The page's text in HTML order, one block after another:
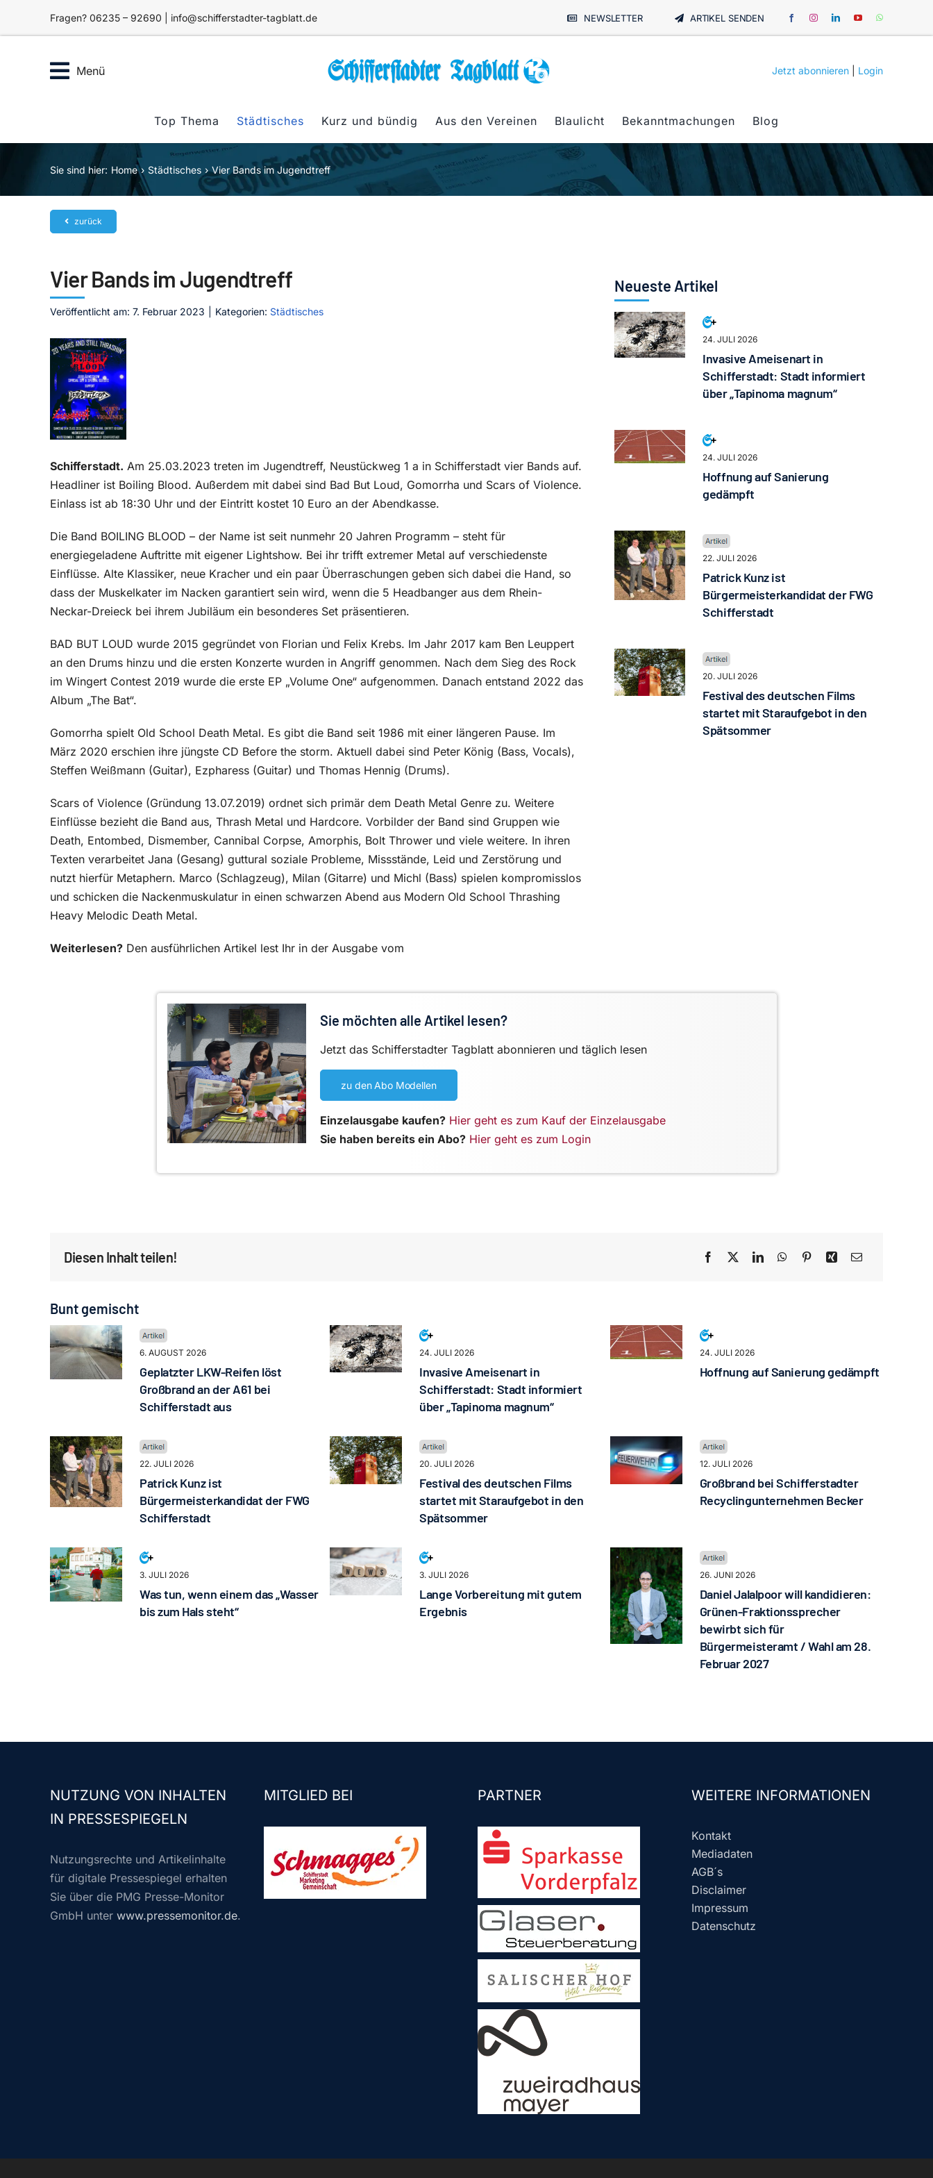
Fragen? 06235 – 92690 | info@schifferstadter-tagblatt.de NEWSLETTER ARTIKEL SENDEN
Menü Jetzt abonnieren Login
Top Thema Städtisches Kurz und bündig Aus den Vereinen Blaulicht Bekanntmachungen Blog
Sie sind hier: Home Städtisches Vier Bands im Jugendtreff
zurück
Vier Bands im Jugendtreff
Veröffentlicht am: 7. Februar 2023 Kategorien: Städtisches
Schifferstadt. Am 25.03.2023 treten im Jugendtreff, Neustückweg 1 a in Schifferstadt vier Bands auf.
Headliner ist Boiling Blood. Außerdem mit dabei sind Bad But Loud, Gomorrha und Scars of Violence.
Einlass ist ab 18:30 Uhr und der Eintritt kostet 10 Euro an der Abendkasse.
Die Band BOILING BLOOD – der Name ist seit nunmehr 20 Jahren Programm – steht für
energiegeladene Auftritte mit eigener Lightshow. Bei ihr trifft extremer Metal auf verschiedenste
Einflüsse. Alte Klassiker, neue Kracher und ein paar Überraschungen geben sich dabei die Hand, so
dass der Muskelkater im Nacken garantiert sein wird, wenn die 5 Headbanger aus dem Rhein-
Neckar-Dreieck bei ihrem Jubiläum ein besonderes Set präsentieren.
BAD BUT LOUD wurde 2015 gegründet von Florian und Felix Krebs. Im Jahr 2017 kam Ben Leuppert
an den Drums hinzu und die ersten Konzerte wurden in Angriff genommen. Nach dem Sieg des Rock
im Wingert Contest 2019 wurde die erste EP „Volume One“ aufgenommen. Danach entstand 2022 das
Album „The Bat“.
Gomorrha spielt Old School Death Metal. Es gibt die Band seit 1986 mit einer längeren Pause. Im
März 2020 erschien ihre jüngste CD Before the storm. Aktuell dabei sind Peter König (Bass, Vocals),
Steffen Weißmann (Guitar), Ezpharess (Guitar) und Thomas Hennig (Drums).
Scars of Violence (Gründung 13.07.2019) ordnet sich primär dem Death Metal Genre zu. Weitere
Einflüsse bezieht die Band aus, Thrash Metal und Hardcore. Vorbilder der Band sind Gruppen wie
Death, Entombed, Dismember, Cannibal Corpse, Amorphis, Bolt Thrower und viele weitere. In ihren
Texten verarbeitet Jana (Gesang) guttural soziale Probleme, Missstände, Leid und Zerstörung und
nutzt hierfür Metaphern. Marco (Schlagzeug), Milan (Gitarre) und Michl (Bass) spielen kompromisslos
und schicken die Nackenmuskulatur in einen schwarzen Abend aus Modern Old School Thrashing
Heavy Melodic Death Metal.
Weiterlesen? Den ausführlichen Artikel lest Ihr in der Ausgabe vom
Neueste Artikel
24. JULI 2026
Invasive Ameisenart in
Schifferstadt: Stadt informiert
über „Tapinoma magnum“
24. JULI 2026
Hoffnung auf Sanierung
gedämpft
22. JULI 2026
Patrick Kunz ist
Bürgermeisterkandidat der FWG
Schifferstadt
20. JULI 2026
Festival des deutschen Films
startet mit Staraufgebot in den
Spätsommer
Sie möchten alle Artikel lesen?
Jetzt das Schifferstadter Tagblatt abonnieren und täglich lesen
zu den Abo Modellen
Einzelausgabe kaufen? Hier geht es zum Kauf der Einzelausgabe
Sie haben bereits ein Abo? Hier geht es zum Login
Diesen Inhalt teilen!
Bunt gemischt
6. AUGUST 2026
Geplatzter LKW-Reifen löst
Großbrand an der A61 bei
Schifferstadt aus
24. JULI 2026
Invasive Ameisenart in
Schifferstadt: Stadt informiert
über „Tapinoma magnum“
24. JULI 2026
Hoffnung auf Sanierung gedämpft
22. JULI 2026
Patrick Kunz ist
Bürgermeisterkandidat der FWG
Schifferstadt
20. JULI 2026
Festival des deutschen Films
startet mit Staraufgebot in den
Spätsommer
12. JULI 2026
Großbrand bei Schifferstadter
Recyclingunternehmen Becker
3. JULI 2026
Was tun, wenn einem das „Wasser
bis zum Hals steht“
3. JULI 2026
Lange Vorbereitung mit gutem
Ergebnis
26. JUNI 2026
Daniel Jalalpoor will kandidieren:
Grünen-Fraktionssprecher
bewirbt sich für
Bürgermeisteramt / Wahl am 28.
Februar 2027
NUTZUNG VON INHALTEN
IN PRESSESPIEGELN
Nutzungsrechte und Artikelinhalte
für digitale Pressespiegel erhalten
Sie über die PMG Presse-Monitor
GmbH unter www.pressemonitor.de.
MITGLIED BEI PARTNER WEITERE INFORMATIONEN
Kontakt
Mediadaten
AGB´s
Disclaimer
Impressum
Datenschutz